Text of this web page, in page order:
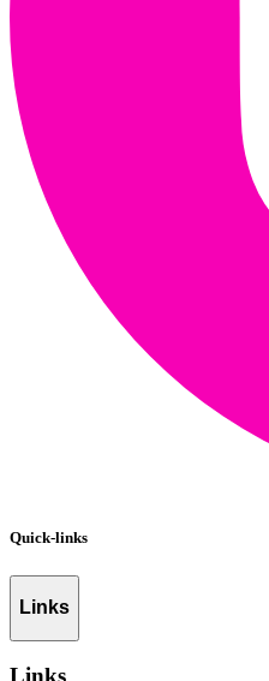
Quick-links
Links